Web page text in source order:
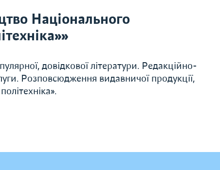
Національного
довідкової літератури. Редакційно-
Розповсюдження видавничої продукції,